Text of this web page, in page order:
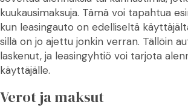
kuukausimaksuja. Tämä voi tapahtua
kun leasingauto on edelliseltä
sillä on jo ajettu jonkin verran. Tällöin
laskenut, ja leasingyhtiö voi tarjota
käyttäjälle.
Verot ja maksut